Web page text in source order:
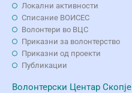
Локални активности
Списание ВОИСЕС
Волонтери во ВЦС
Приказни за волонтерство
Приказни од проекти
Публикации
Волонтерски Центар Скопје